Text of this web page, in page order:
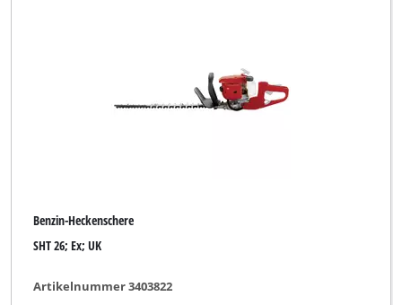
Benzin-Heckenschere
SHT 26; Ex; UK
Artikelnummer 3403822